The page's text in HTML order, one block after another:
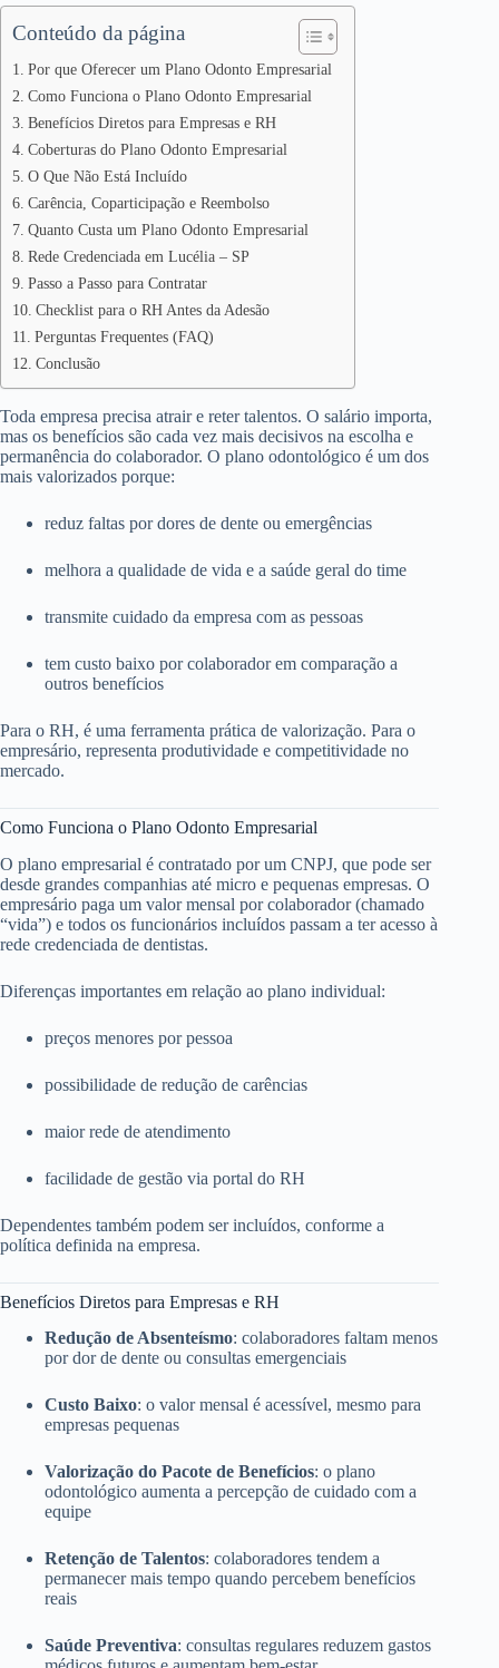
Conteúdo da página
Por que Oferecer um Plano Odonto Empresarial
Como Funciona o Plano Odonto Empresarial
Benefícios Diretos para Empresas e RH
Coberturas do Plano Odonto Empresarial
O Que Não Está Incluído
Carência, Coparticipação e Reembolso
Quanto Custa um Plano Odonto Empresarial
Rede Credenciada em Lucélia – SP
Passo a Passo para Contratar
Checklist para o RH Antes da Adesão
Perguntas Frequentes (FAQ)
Conclusão
Toda empresa precisa atrair e reter talentos. O salário importa,
mas os benefícios são cada vez mais decisivos na escolha e
permanência do colaborador. O plano odontológico é um dos
mais valorizados porque:
reduz faltas por dores de dente ou emergências
melhora a qualidade de vida e a saúde geral do time
transmite cuidado da empresa com as pessoas
tem custo baixo por colaborador em comparação a
outros benefícios
Para o RH, é uma ferramenta prática de valorização. Para o
empresário, representa produtividade e competitividade no
mercado.
Como Funciona o Plano Odonto Empresarial
O plano empresarial é contratado por um CNPJ, que pode ser
desde grandes companhias até micro e pequenas empresas. O
empresário paga um valor mensal por colaborador (chamado
“vida”) e todos os funcionários incluídos passam a ter acesso à
rede credenciada de dentistas.
Diferenças importantes em relação ao plano individual:
preços menores por pessoa
possibilidade de redução de carências
maior rede de atendimento
facilidade de gestão via portal do RH
Dependentes também podem ser incluídos, conforme a
política definida na empresa.
Benefícios Diretos para Empresas e RH
Redução de Absenteísmo: colaboradores faltam menos
por dor de dente ou consultas emergenciais
Custo Baixo: o valor mensal é acessível, mesmo para
empresas pequenas
Valorização do Pacote de Benefícios: o plano
odontológico aumenta a percepção de cuidado com a
equipe
Retenção de Talentos: colaboradores tendem a
permanecer mais tempo quando percebem benefícios
reais
Saúde Preventiva: consultas regulares reduzem gastos